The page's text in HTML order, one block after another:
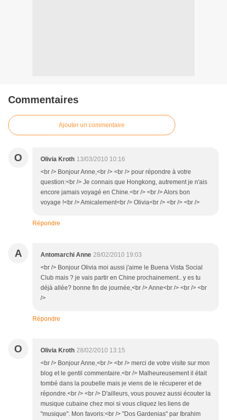
Commentaires
Ajouter un commentaire
O Olivia Kroth 13/03/2010 10:16
<br /> Bonjour Anne,<br /> <br /> pour répondre à votre
question:<br /> Je connais que Hongkong, autrement je n'ais
encore jamais voyagé en Chine.<br /> <br /> Alors bon
voyage !<br /> Amicalement<br /> Olivia<br /> <br /> <br />
Répondre
A Antomarchi Anne 28/02/2010 19:03
<br /> Bonjour Olivia moi aussi j'aime le Buena Vista Social
Club mais ? je vais partir en Chine prochainement.. y es tu
déjà allée? bonne fin de journée,<br /> Anne<br /> <br /> <br
/>
Répondre
O Olivia Kroth 28/02/2010 13:15
<br /> Bonjour Anne,<br /> <br /> merci de votre visite sur mon
blog et le gentil commentaire.<br /> Malheureusement il était
tombé dans la poubelle mais je viens de le récuperer et de
répondre.<br /> <br /> D'ailleurs, vous pouvez aussi écouter la
musique cubaine chez moi si vous cliquez les liens de
"musique". Mon favoris:<br /> "Dos Gardenias" par Ibrahim